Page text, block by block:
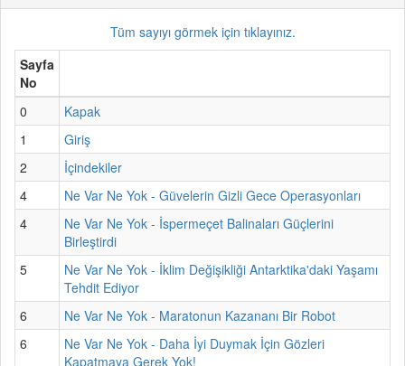
Tüm sayıyı görmek için tıklayınız.
Sayfa
No
0
Kapak
1
Giriş
2
İçindekiler
4
Ne Var Ne Yok - Güvelerin Gizli Gece Operasyonları
4
Ne Var Ne Yok - İspermeçet Balinaları Güçlerini
Birleştirdi
5
Ne Var Ne Yok - İklim Değişikliği Antarktika'daki Yaşamı
Tehdit Ediyor
6
Ne Var Ne Yok - Maratonun Kazananı Bir Robot
6
Ne Var Ne Yok - Daha İyi Duymak İçin Gözleri
Kapatmaya Gerek Yok!